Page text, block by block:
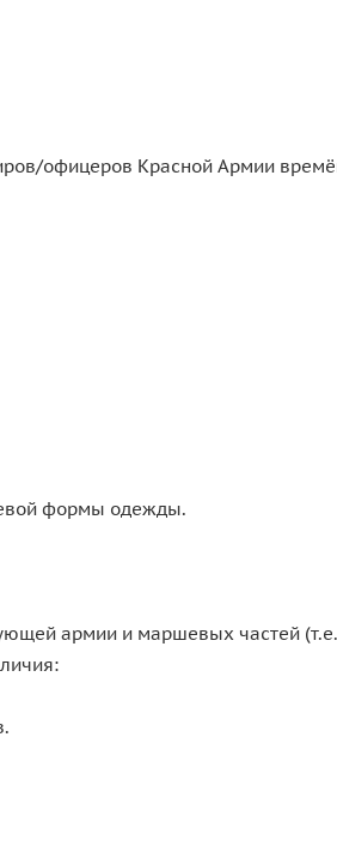
офицеров Красной Армии
формы одежды.
армии и маршевых частей